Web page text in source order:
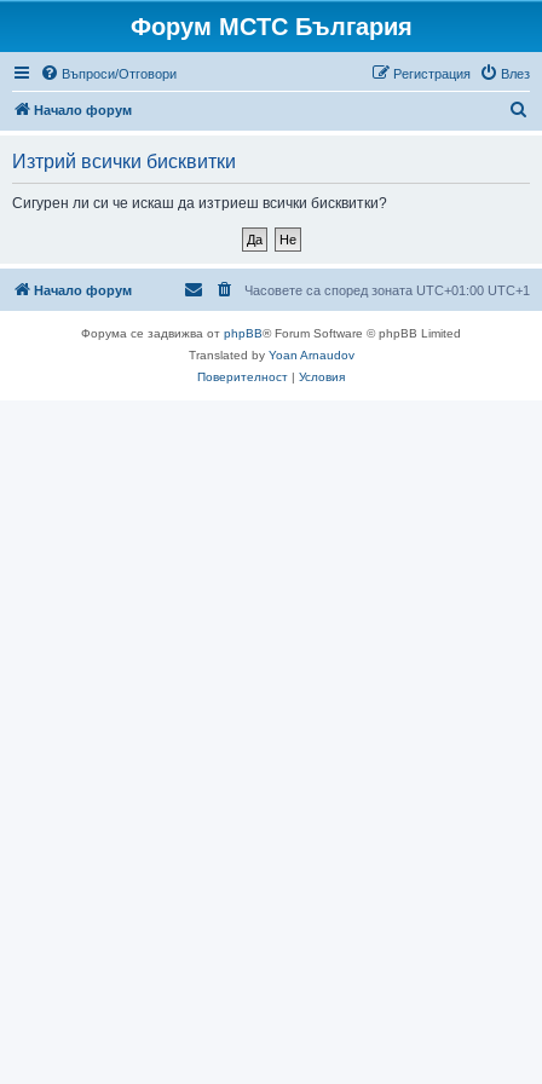
Форум МСТС България
Въпроси/Отговори Влез
Регистрация
Начало форум
Изтрий всички бисквитки
Сигурен ли си че искаш да изтриеш всички бисквитки?
Начало форум Часовете са според зоната UTC+01:00 UTC+1
Форума се задвижва от phpBB® Forum Software © phpBB Limited
Translated by Yoan Arnaudov
Поверителност | Условия